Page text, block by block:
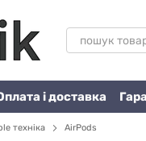
і доставка
техніка AirPods